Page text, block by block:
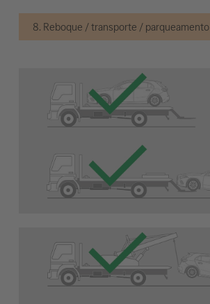
8. Reboque / transporte / parqueamento